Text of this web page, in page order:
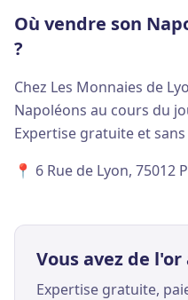
Où vendre son
?
Chez Les Monnaies de
Napoléons au cours du
Expertise gratuite et
📍 6 Rue de Lyon, 75012
Vous avez de l'or
Expertise gratuite,